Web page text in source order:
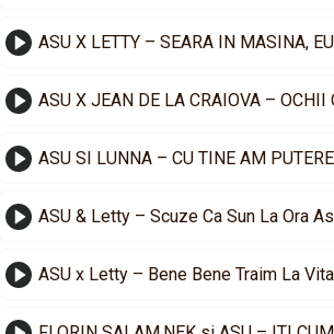
ASU X JEAN DE LA CRAIOVA – OCHII
ASU SI LUNNA – CU TINE AM PUTERE
ASU & Letty – Scuze Ca Sun La Ora
ASU x Letty – Bene Bene Traim La